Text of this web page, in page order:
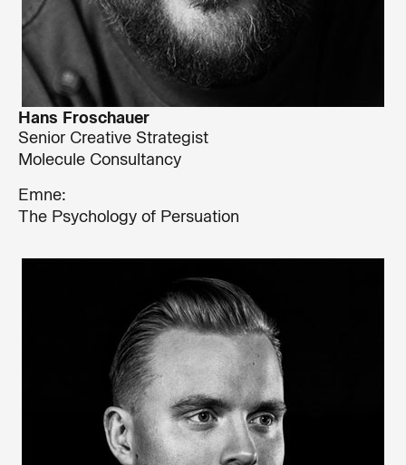
Hans Froschauer
Senior Creative Strategist
Molecule Consultancy
Emne:
The Psychology of Persuation